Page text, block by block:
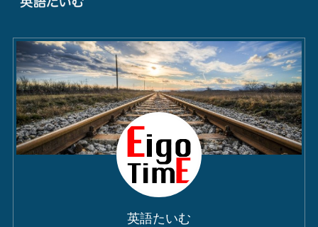
英語たいむ